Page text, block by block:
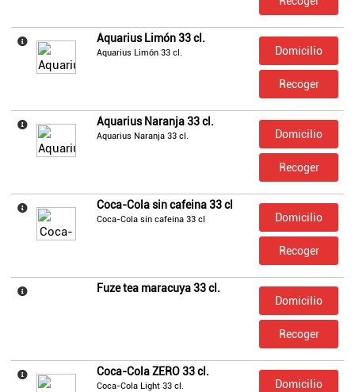
Panax Ginseng (0,08%), L-Carnit
Aquarius Limón 33 cl.
Aquarius Limón 33 cl. Domicilio
Recoger
Aquarius Naranja 33 cl.
Aquarius Naranja 33 cl. Domicilio
Recoger
Coca-Cola sin cafeina 33 cl
Coca-Cola sin cafeina 33 cl Domicilio
Recoger
Fuze tea maracuya 33 cl.
Domicilio
Recoger
Coca-Cola ZERO 33 cl.
Coca-Cola Light 33 cl. Domicilio